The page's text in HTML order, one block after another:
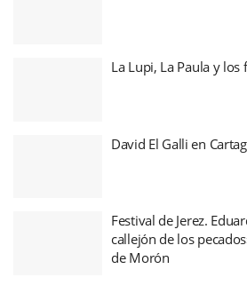
La Lupi, La Paula y los
David El Galli en
Festival de Jerez.
callejón de los
de Morón